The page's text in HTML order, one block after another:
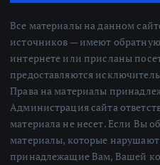
Все материалы на данном
источников — имеют
интернете или присланы
предоставляются
Права на материалы
Администрация сайта
материала не несет. Если Вы
материалы, которые нарушают
принадлежащие Вам, Вашей